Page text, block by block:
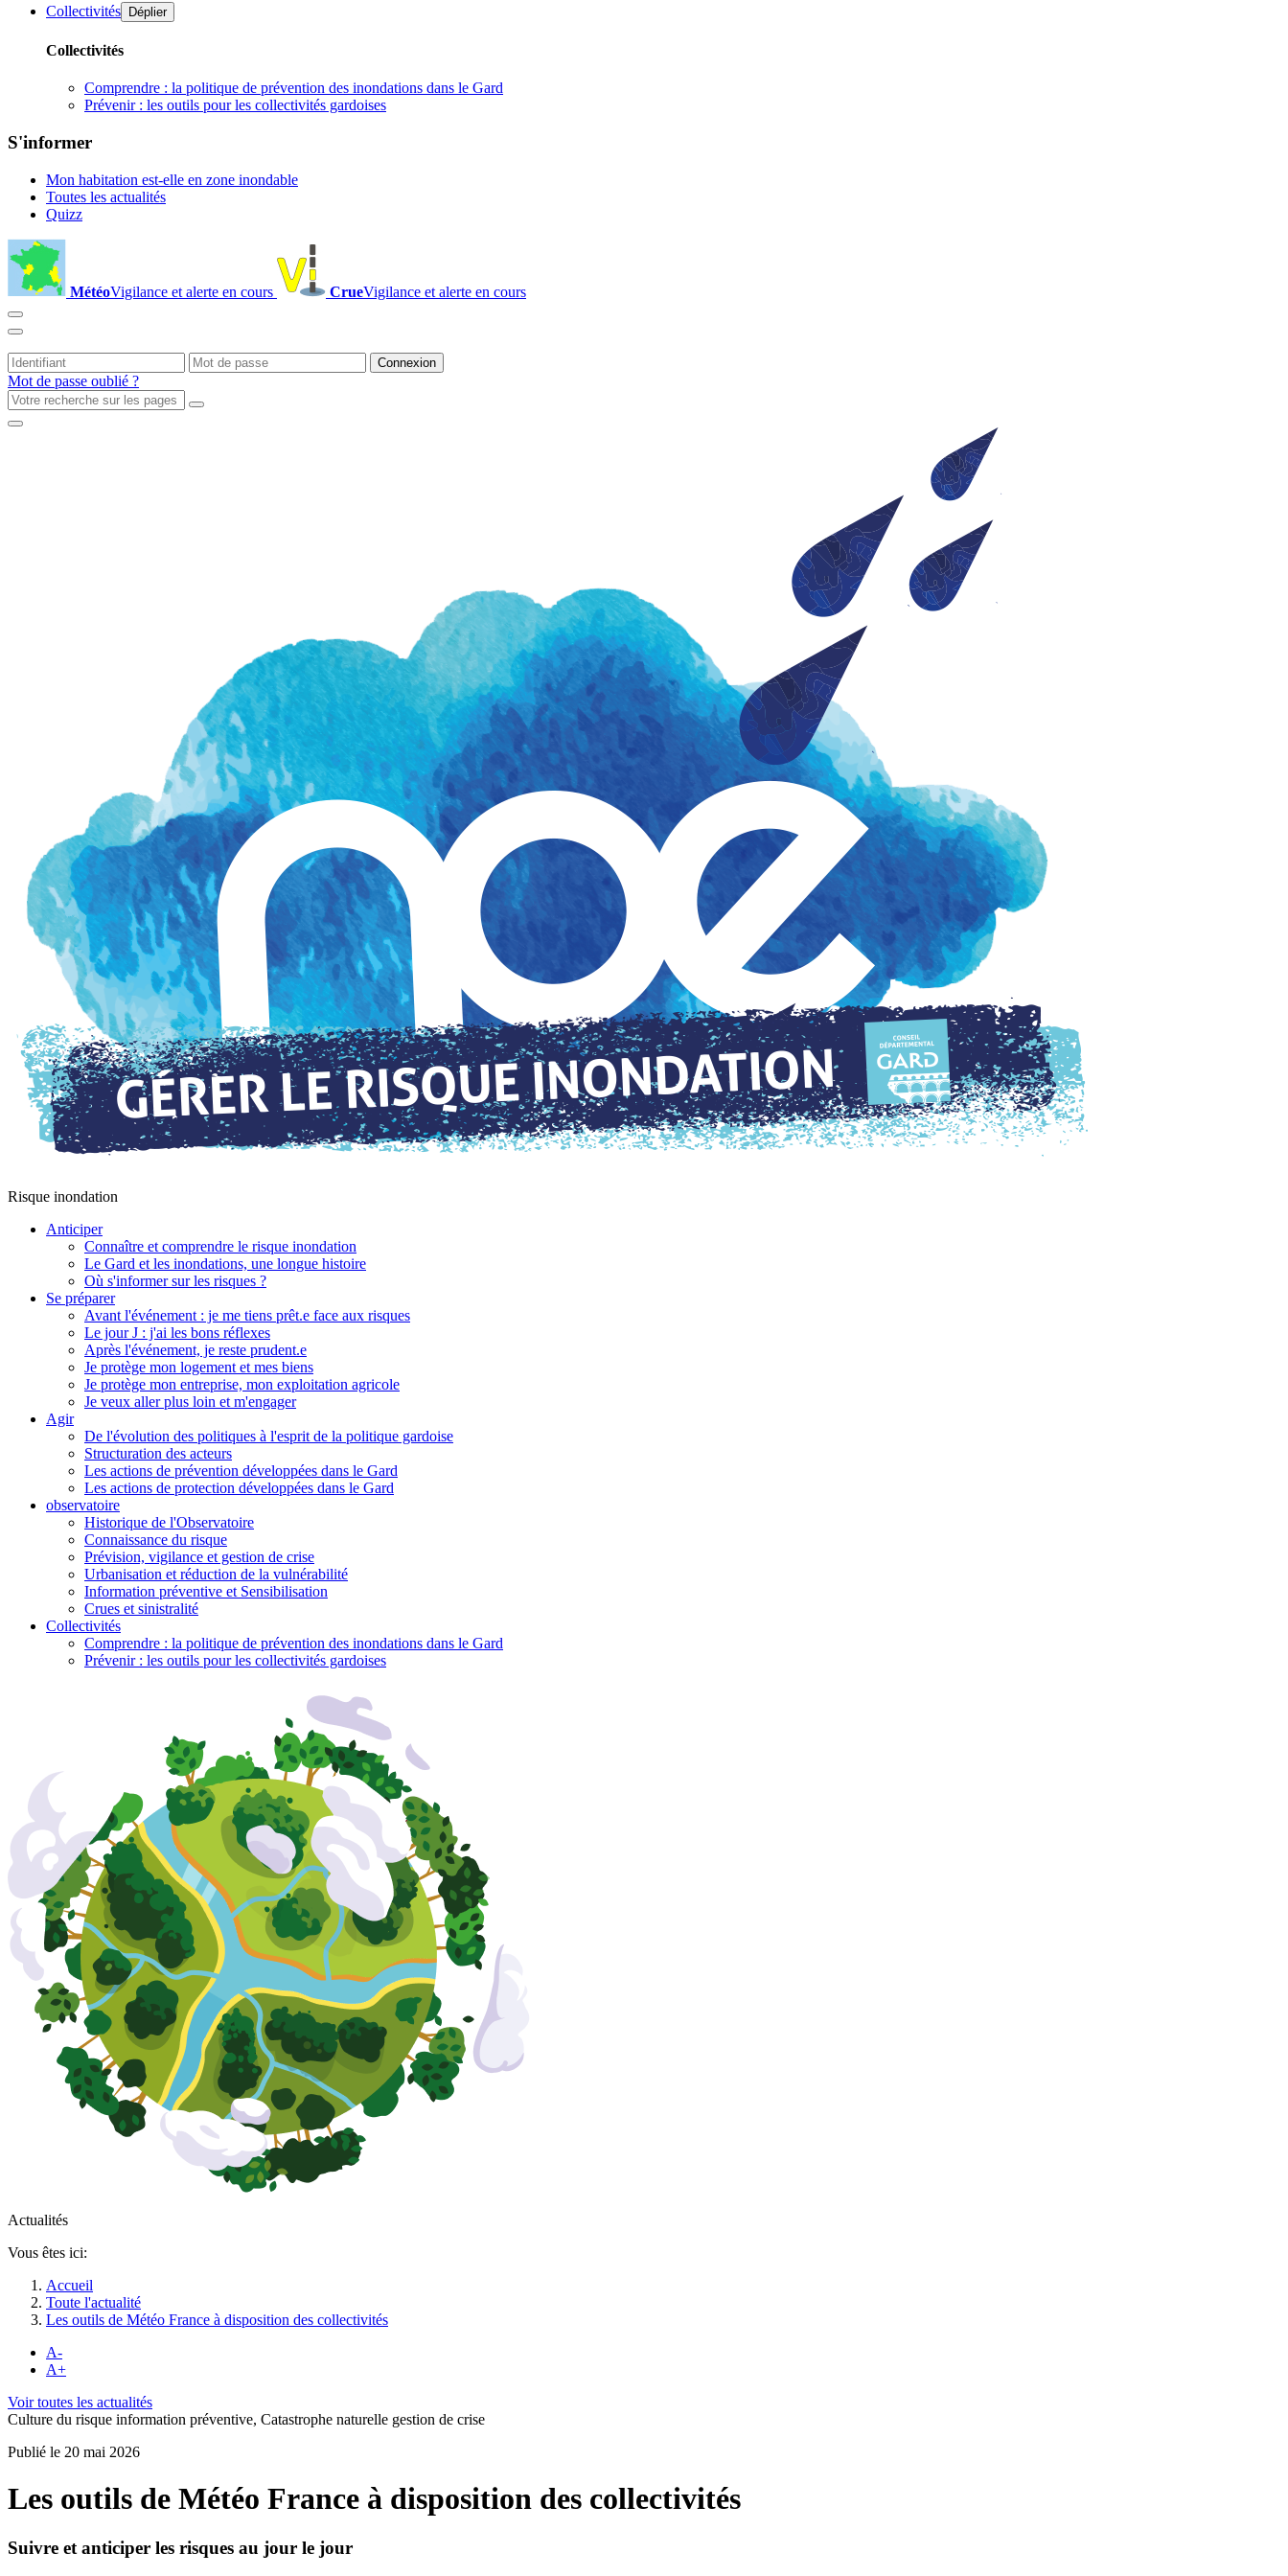
Collectivités Déplier
Collectivités
Comprendre : la politique de prévention des inondations dans le Gard
Prévenir : les outils pour les collectivités gardoises
S'informer
Mon habitation est-elle en zone inondable
Toutes les actualités
Quizz
MétéoVigilance et alerte en cours CrueVigilance et alerte en cours
Mot de passe oublié ?
Risque inondation
Anticiper
Connaître et comprendre le risque inondation
Le Gard et les inondations, une longue histoire
Où s'informer sur les risques ?
Se préparer
Avant l'événement : je me tiens prêt.e face aux risques
Le jour J : j'ai les bons réflexes
Après l'événement, je reste prudent.e
Je protège mon logement et mes biens
Je protège mon entreprise, mon exploitation agricole
Je veux aller plus loin et m'engager
Agir
De l'évolution des politiques à l'esprit de la politique gardoise
Structuration des acteurs
Les actions de prévention développées dans le Gard
Les actions de protection développées dans le Gard
observatoire
Historique de l'Observatoire
Connaissance du risque
Prévision, vigilance et gestion de crise
Urbanisation et réduction de la vulnérabilité
Information préventive et Sensibilisation
Crues et sinistralité
Collectivités
Comprendre : la politique de prévention des inondations dans le Gard
Prévenir : les outils pour les collectivités gardoises
Actualités
Vous êtes ici:
Accueil
Toute l'actualité
Les outils de Météo France à disposition des collectivités
A-
A+
Voir toutes les actualités
Culture du risque information préventive, Catastrophe naturelle gestion de crise
Publié le 20 mai 2026
Les outils de Météo France à disposition des collectivités
Suivre et anticiper les risques au jour le jour